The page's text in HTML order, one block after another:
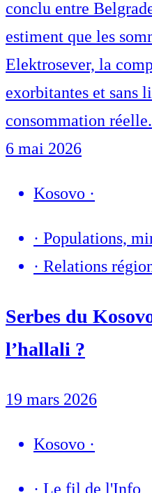
conclu entre
estiment que les
Elektrosever, la
exorbitantes et sans
consommation réelle.
6 mai 2026
Kosovo ·
· Populations,
· Relations
Serbes du
l’hallali ?
19 mars 2026
Kosovo ·
· Le fil de l'Info